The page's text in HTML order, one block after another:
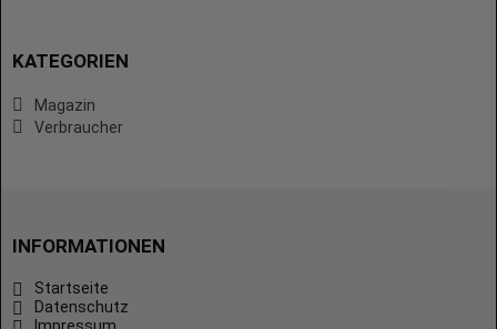
KATEGORIEN
Magazin
Verbraucher
INFORMATIONEN
Startseite
Datenschutz